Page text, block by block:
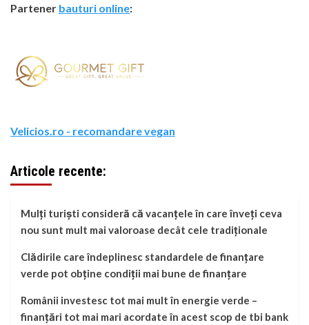
Partener bauturi online:
Velicios.ro - recomandare vegan
Articole recente:
Mulți turiști consideră că vacanțele în care înveți ceva
nou sunt mult mai valoroase decât cele tradiționale
Clădirile care îndeplinesc standardele de finanțare
verde pot obține condiții mai bune de finanțare
Românii investesc tot mai mult în energie verde –
finanțări tot mai mari acordate în acest scop de tbi bank